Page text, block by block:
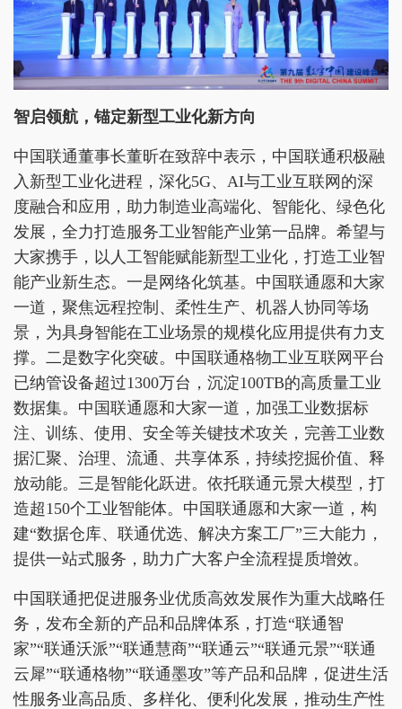
智启领航，锚定新型工业化新方向
中国联通董事长董昕在致辞中表示，中国联通积极融
入新型工业化进程，深化5G、AI与工业互联网的深
度融合和应用，助力制造业高端化、智能化、绿色化
发展，全力打造服务工业智能产业第一品牌。希望与
大家携手，以人工智能赋能新型工业化，打造工业智
能产业新生态。一是网络化筑基。中国联通愿和大家
一道，聚焦远程控制、柔性生产、机器人协同等场
景，为具身智能在工业场景的规模化应用提供有力支
撑。二是数字化突破。中国联通格物工业互联网平台
已纳管设备超过1300万台，沉淀100TB的高质量工业
数据集。中国联通愿和大家一道，加强工业数据标
注、训练、使用、安全等关键技术攻关，完善工业数
据汇聚、治理、流通、共享体系，持续挖掘价值、释
放动能。三是智能化跃进。依托联通元景大模型，打
造超150个工业智能体。中国联通愿和大家一道，构
建“数据仓库、联通优选、解决方案工厂”三大能力，
提供一站式服务，助力广大客户全流程提质增效。
中国联通把促进服务业优质高效发展作为重大战略任
务，发布全新的产品和品牌体系，打造“联通智
家”“联通沃派”“联通慧商”“联通云”“联通元景”“联通
云犀”“联通格物”“联通墨攻”等产品和品牌，促进生活
性服务业高品质、多样化、便利化发展，推动生产性